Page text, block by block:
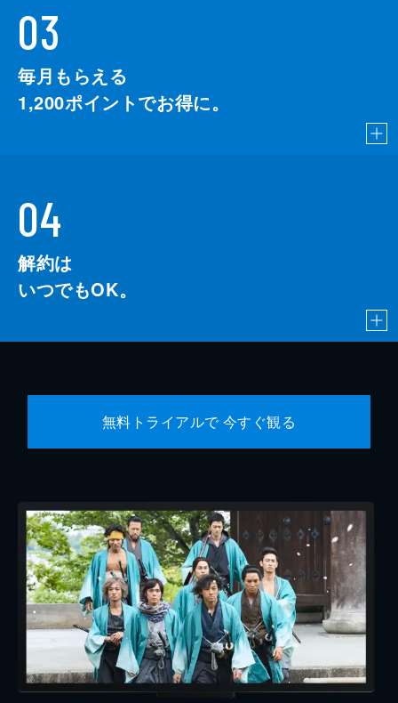
03
毎月もらえる
1,200ポイントでお得に。
04
解約は
いつでもOK。
無料トライアルで 今すぐ観る